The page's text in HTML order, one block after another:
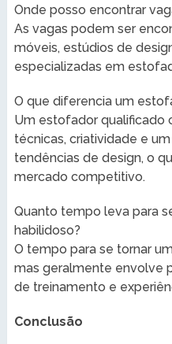
Onde posso encontrar
As vagas podem ser
móveis, estúdios de
especializadas em
O que diferencia um
Um estofador qualificado
técnicas, criatividade e
tendências de design, o
mercado competitivo.
Quanto tempo leva para
habilidoso?
O tempo para se tornar
mas geralmente envolve
de treinamento e
Conclusão